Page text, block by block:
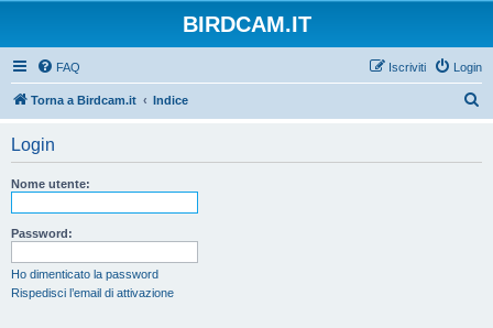
BIRDCAM.IT
FAQ Login
Iscriviti
Torna a Birdcam.it Indice
Login
Nome utente:
Password:
Ho dimenticato la password
Rispedisci l’email di attivazione